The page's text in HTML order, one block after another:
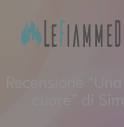
contenuto
Recensione